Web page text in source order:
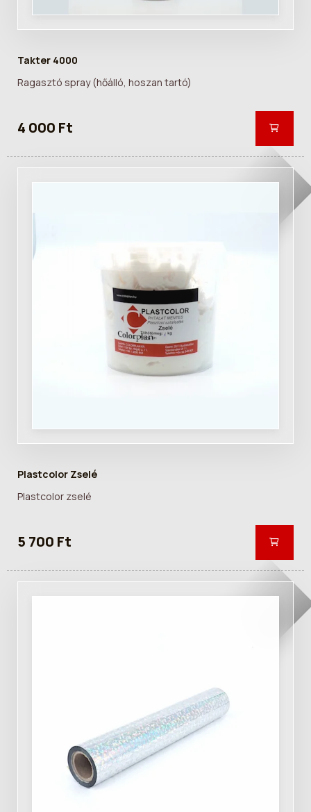
Takter 4000
Ragasztó spray (hőálló, hoszan tartó)
4 000 Ft
Plastcolor Zselé
Plastcolor zselé
5 700 Ft